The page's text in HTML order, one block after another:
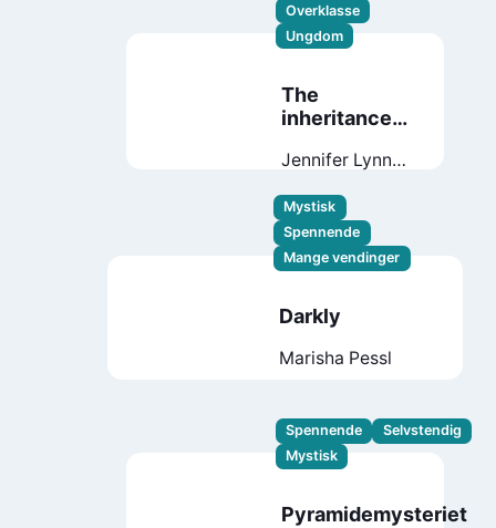
Overklasse
Ungdom
The
inheritance
Jennifer Lynn
Mystisk
Spennende
Mange vendinger
Darkly
Marisha Pessl
Spennende
Selvstendig
Mystisk
Pyramidemysteriet